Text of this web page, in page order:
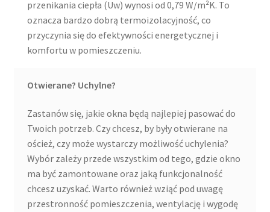
przenikania ciepła (Uw) wynosi od 0,79 W/m²K. To
oznacza bardzo dobrą termoizolacyjność, co
przyczynia się do efektywności energetycznej i
komfortu w pomieszczeniu.
Otwierane? Uchylne?
Zastanów się, jakie okna będą najlepiej pasować do
Twoich potrzeb. Czy chcesz, by były otwierane na
oścież, czy może wystarczy możliwość uchylenia?
Wybór zależy przede wszystkim od tego, gdzie okno
ma być zamontowane oraz jaką funkcjonalność
chcesz uzyskać. Warto również wziąć pod uwagę
przestronność pomieszczenia, wentylację i wygodę